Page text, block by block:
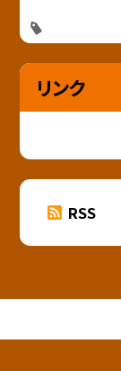
リンク
RSS